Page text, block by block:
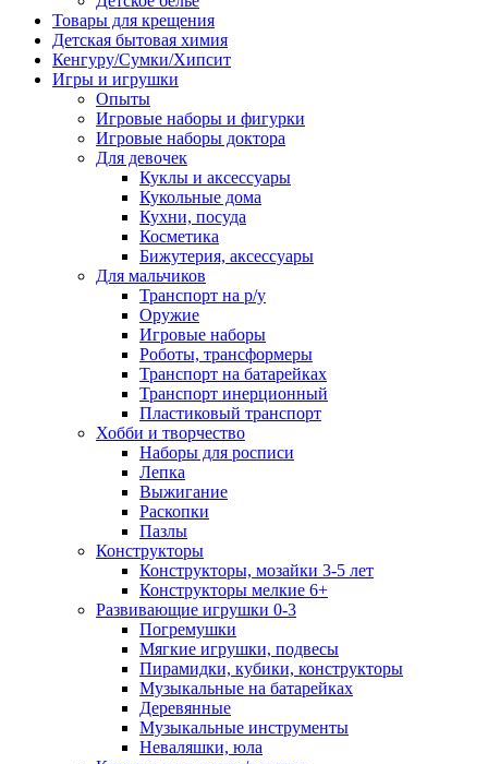
Товары для крещения
Детская бытовая химия
Кенгуру/Сумки/Хипсит
Игры и игрушки
Опыты
Игровые наборы и фигурки
Игровые наборы доктора
Для девочек
Куклы и аксессуары
Кукольные дома
Кухни, посуда
Косметика
Бижутерия, аксессуары
Для мальчиков
Транспорт на р/у
Оружие
Игровые наборы
Роботы, трансформеры
Транспорт на батарейках
Транспорт инерционный
Пластиковый транспорт
Хобби и творчество
Наборы для росписи
Лепка
Выжигание
Раскопки
Пазлы
Конструкторы
Конструкторы, мозайки 3-5 лет
Конструкторы мелкие 6+
Развивающие игрушки 0-3
Погремушки
Мягкие игрушки, подвесы
Пирамидки, кубики, конструкторы
Музыкальные на батарейках
Деревянные
Музыкальные инструменты
Неваляшки, юла